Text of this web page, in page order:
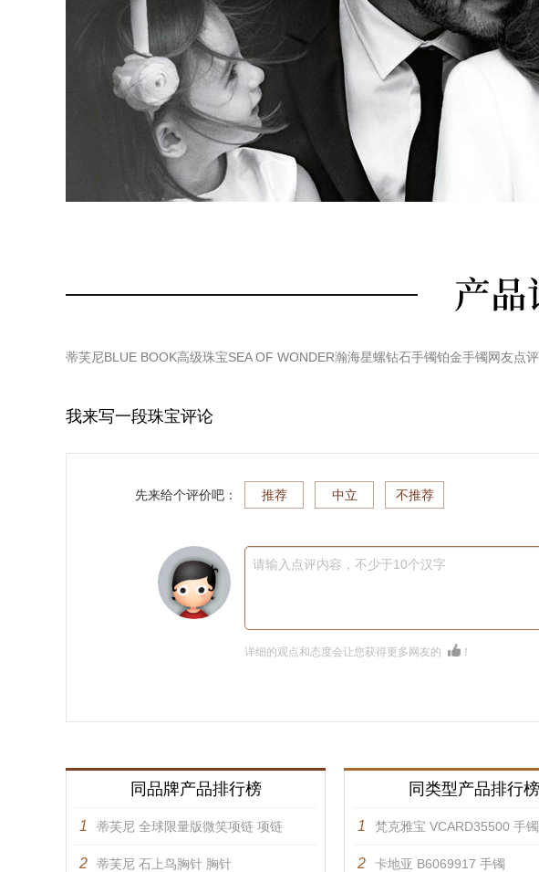
蒂芙尼BLUE BOOK高级珠宝SEA OF WONDER瀚海星螺钻石手镯铂金手镯网友点
我来写一段珠宝评论
先来给个评价吧： 推荐 中立 不推荐
请输入点评内容，不少于10个汉字
详细的观点和态度会让您获得更多网友的 ！
同品牌产品排行榜
1 蒂芙尼 全球限量版微笑项链 项链
2 蒂芙尼 石上鸟胸针 胸针
同类型产品排行榜
1 梵克雅宝 VCARD35500 手镯
2 卡地亚 B6069917 手镯